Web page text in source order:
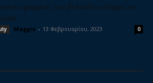
ομορφιάς για βελούδινο δέρμα το
Maggie - 13 Φεβρουαρίου, 2023 0